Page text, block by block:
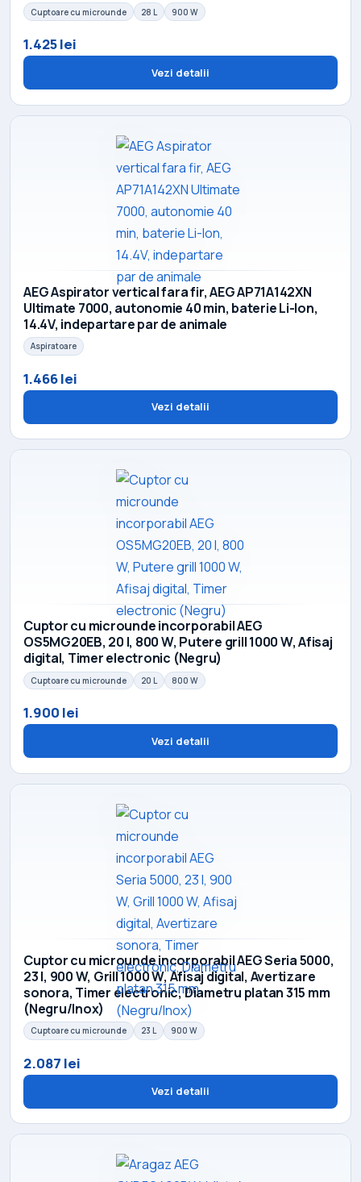
Cuptoare cu microunde 28 L 900 W
1.425 lei
Vezi detalii
AEG Aspirator vertical fara fir, AEG AP71A142XN
Ultimate 7000, autonomie 40 min, baterie Li-Ion,
14.4V, indepartare par de animale
Aspiratoare
1.466 lei
Vezi detalii
Cuptor cu microunde incorporabil AEG
OS5MG20EB, 20 l, 800 W, Putere grill 1000 W, Afisaj
digital, Timer electronic (Negru)
Cuptoare cu microunde 20 L 800 W
1.900 lei
Vezi detalii
Cuptor cu microunde incorporabil AEG Seria 5000,
23 l, 900 W, Grill 1000 W, Afisaj digital, Avertizare
sonora, Timer electronic, Diametru platan 315 mm
(Negru/Inox)
Cuptoare cu microunde 23 L 900 W
2.087 lei
Vezi detalii